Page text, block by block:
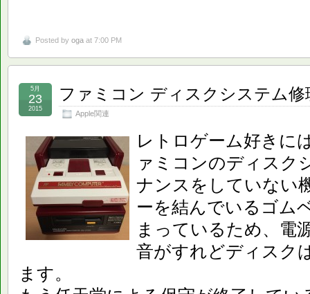
Posted by oga at 7:00 PM
ファミコン ディスクシステム修
Apple関連
5月
23
2015
レトロゲーム好きに
ァミコンのディスク
ナンスをしていない
ーを結んでいるゴム
まっているため、電
音がすれどディスク
ます。